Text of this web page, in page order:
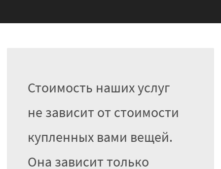
Стоимость наших услуг
не зависит от стоимости
купленных вами вещей.
Она зависит только